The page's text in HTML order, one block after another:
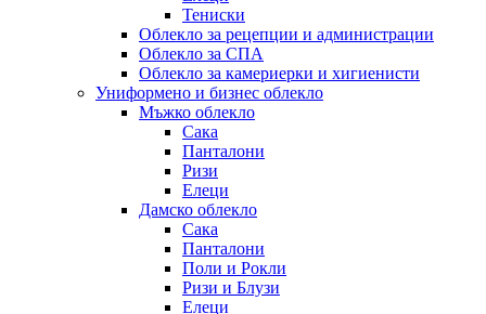
Тениски
Облекло за рецепции и администрации
Облекло за СПА
Облекло за камериерки и хигиенисти
Униформено и бизнес облекло
Мъжко облекло
Сака
Панталони
Ризи
Елеци
Дамско облекло
Сака
Панталони
Поли и Рокли
Ризи и Блузи
Елеци